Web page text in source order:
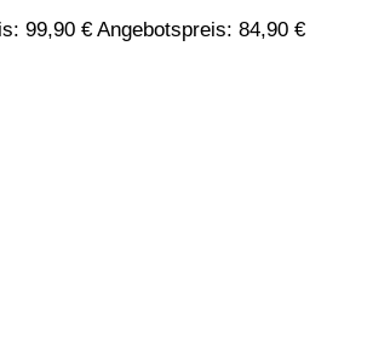
99,90 € Angebotspreis: 84,90 €